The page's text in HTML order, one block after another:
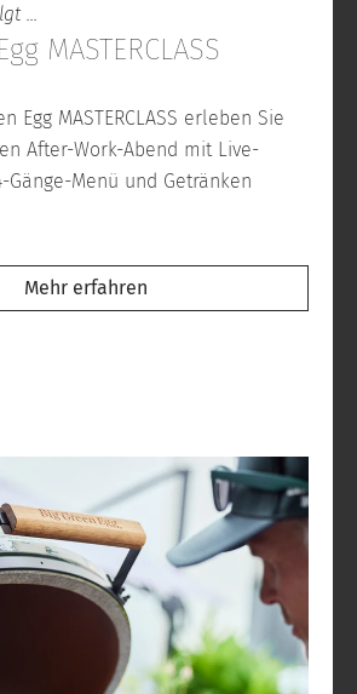
...
MASTERCLASS
Egg MASTERCLASS erleben Sie
After-Work-Abend mit Live-
Gänge-Menü und Getränken
Mehr erfahren